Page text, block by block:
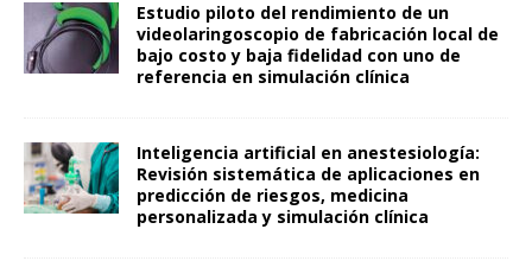
Estudio piloto del rendimiento de un
videolaringoscopio de fabricación local de
bajo costo y baja fidelidad con uno de
referencia en simulación clínica
Inteligencia artificial en anestesiología:
Revisión sistemática de aplicaciones en
predicción de riesgos, medicina
personalizada y simulación clínica